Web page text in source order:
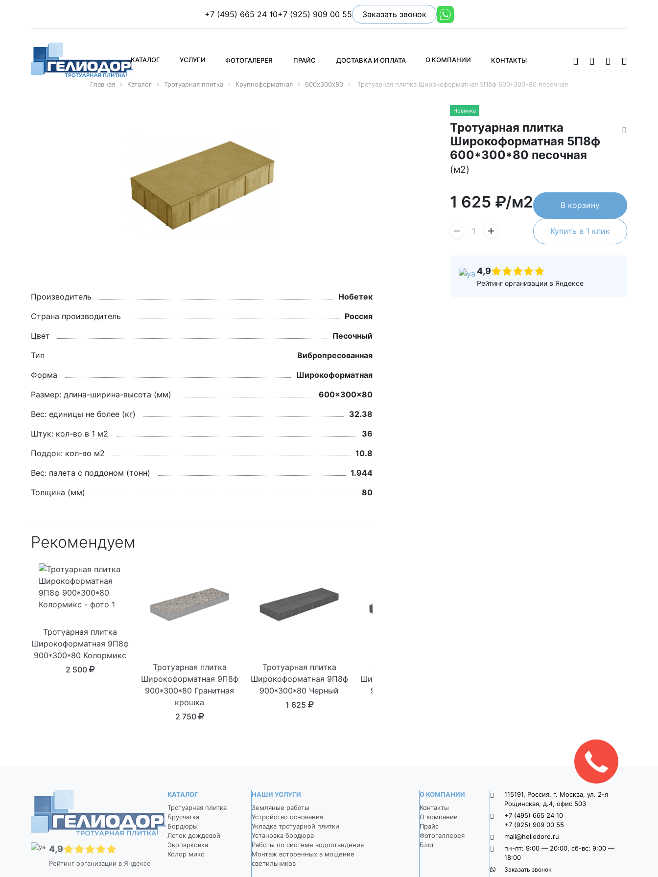
+7 (495) 665 24 10+7 (925) 909 00 55 Заказать звонок
КАТАЛОГ УСЛУГИ ФОТОГАЛЕРЕЯ ПРАЙС ДОСТАВКА И ОПЛАТА О КОМПАНИИ КОНТАКТЫ
Главная Каталог Тротуарная плитка Крупноформатная 600х300х80 Тротуарная плитка Широкоформатная 5П8ф 600*300*80 песочная
Производитель
Нобетек
Страна производитель
Россия
Цвет
Песочный
Тип
Вибропресованная
Форма
Широкоформатная
Размер: длина-ширина-высота (мм)
600x300x80
Вес: единицы не более (кг)
32.38
Штук: кол-во в 1 м2
36
Поддон: кол-во м2
10.8
Вес: палета с поддоном (тонн)
1.944
Толщина (мм)
80
Рекомендуем
Тротуарная плитка
Широкоформатная 9П8ф
900*300*80 Колормикс
2 500
Тротуарная плитка
Широкоформатная 9П8ф
900*300*80 Гранитная
крошка
2 750
Тротуарная плитка
Широкоформатная 9П8ф
900*300*80 Черный
1 625
Тротуарная плитка
Широкоформатная 9П8ф
900*300*80 Темно-
Новинка
Тротуарная плитка
Широкоформатная 5П8ф
600*300*80 песочная
(м2)
1 625 ₽/м2 В корзину
Купить в 1 клик
4,9
Рейтинг организации в Яндексе
4,9
Рейтинг организации в Яндексе
КАТАЛОГ
Тротуарная плитка
Брусчатка
Бордюры
Лоток дождевой
Экопарковка
Колор микс
НАШИ УСЛУГИ
Земляные работы
Устройство основания
Укладка тротуарной плитки
Установка бордюра
Работы по системе водоотведения
Монтаж встроенных в мощение
светильников
О КОМПАНИИ
Контакты
О компании
Прайс
Фотогаллерея
Блог
115191, Россия, г. Москва, ул. 2-я
Рощинская, д.4, офис 503
+7 (495) 665 24 10
+7 (925) 909 00 55
mail@heliodore.ru
пн-пт: 9:00 — 20:00, сб-вс: 9:00 —
18:00
Заказать звонок
Закажите
звонок!